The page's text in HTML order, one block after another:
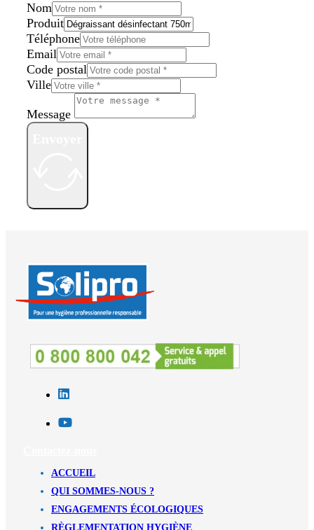
Nom
Produit
Téléphone
Email
Code postal
Ville
Message
ACCUEIL
QUI SOMMES-NOUS ?
ENGAGEMENTS ÉCOLOGIQUES
RÈGLEMENTATION HYGIÈNE